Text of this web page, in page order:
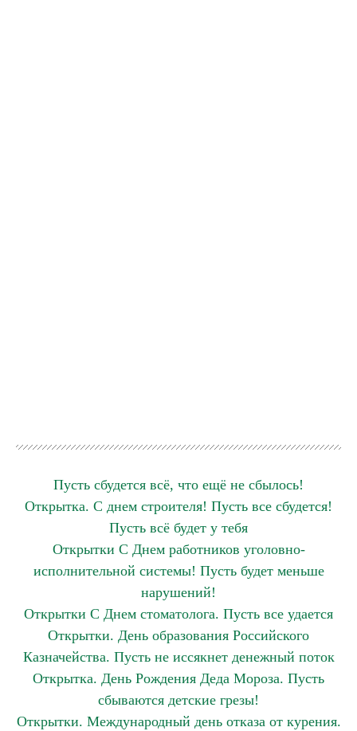
Пусть сбудется всё, что ещё не сбылось!
Открытка. С днем строителя! Пусть все сбудется!
Пусть всё будет у тебя
Открытки С Днем работников уголовно-
исполнительной системы! Пусть будет меньше
нарушений!
Открытки С Днем стоматолога. Пусть все удается
Открытки. День образования Российского
Казначейства. Пусть не иссякнет денежный поток
Открытка. День Рождения Деда Мороза. Пусть
сбываются детские грезы!
Открытки. Международный день отказа от курения.